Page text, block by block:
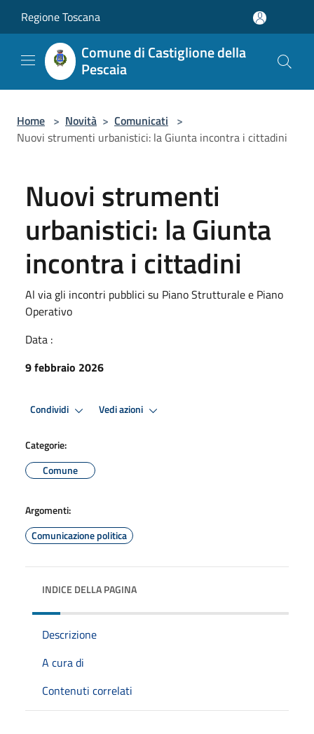
Regione Toscana
Comune di Castiglione della
Pescaia
Home > Novità > Comunicati >
Nuovi strumenti urbanistici: la Giunta incontra i cittadini
Nuovi strumenti
urbanistici: la Giunta
incontra i cittadini
Al via gli incontri pubblici su Piano Strutturale e Piano
Operativo
Data :
9 febbraio 2026
Condividi Vedi azioni
Categorie:
Comune
Argomenti:
Comunicazione politica
INDICE DELLA PAGINA
Descrizione
A cura di
Contenuti correlati